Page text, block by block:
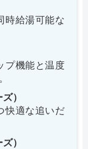
時給湯可能な
プ機能と温度
）
快適な追いだ
）